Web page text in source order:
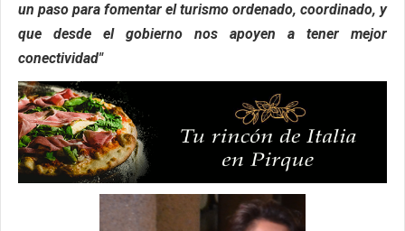
un paso para fomentar el turismo ordenado, coordinado, y
que desde el gobierno nos apoyen a tener mejor
conectividad"